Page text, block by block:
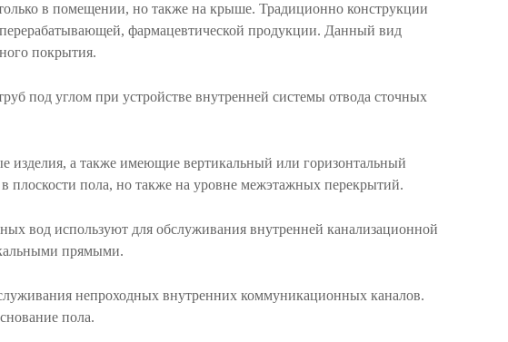
в помещении, но также на крыше. Традиционно конструкции
фармацевтической продукции. Данный вид
покрытия.
под углом при устройстве внутренней системы отвода сточных
изделия, а также имеющие вертикальный или горизонтальный
плоскости пола, но также на уровне межэтажных перекрытий.
вод используют для обслуживания внутренней канализационной
прямыми.
непроходных внутренних коммуникационных каналов.
пола.